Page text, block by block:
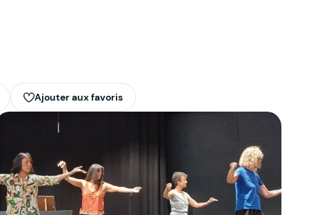
Ajouter aux favoris